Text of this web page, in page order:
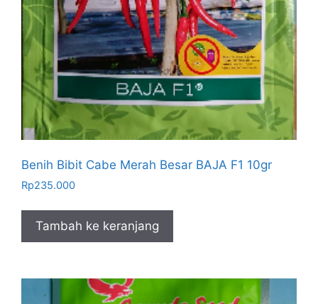
Benih Bibit Cabe Merah Besar BAJA F1 10gr
Rp235.000
Tambah ke keranjang